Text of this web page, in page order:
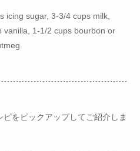
icing sugar, 3-3/4 cups milk,
vanilla, 1-1/2 cups bourbon or
をピックアップしてご紹介しま